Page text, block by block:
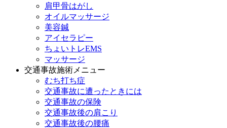
肩甲骨はがし
オイルマッサージ
美容鍼
アイセラピー
ちょいトレEMS
マッサージ
交通事故施術メニュー
むち打ち症
交通事故に遭ったときには
交通事故の保険
交通事故後の肩こり
交通事故後の腰痛